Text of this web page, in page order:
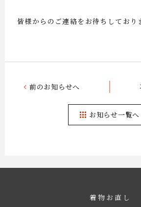
皆様からのご連絡をお待ちしており
前のお知らせへ
お知らせ一覧へ
着物お直し